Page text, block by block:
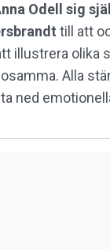
Odell sig
till att
illustrera olika
Alla
ned